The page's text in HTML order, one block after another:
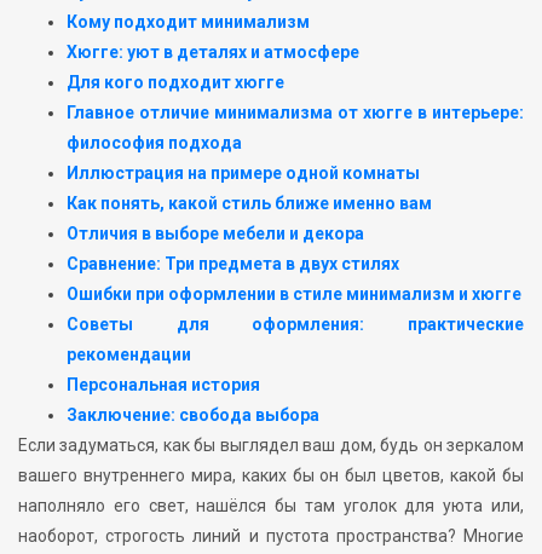
Кому подходит минимализм
Хюгге: уют в деталях и атмосфере
Для кого подходит хюгге
Главное отличие минимализма от хюгге в интерьере:
философия подхода
Иллюстрация на примере одной комнаты
Как понять, какой стиль ближе именно вам
Отличия в выборе мебели и декора
Сравнение: Три предмета в двух стилях
Ошибки при оформлении в стиле минимализм и хюгге
Советы для оформления: практические
рекомендации
Персональная история
Заключение: свобода выбора
Если задуматься, как бы выглядел ваш дом, будь он зеркалом
вашего внутреннего мира, каких бы он был цветов, какой бы
наполняло его свет, нашёлся бы там уголок для уюта или,
наоборот, строгость линий и пустота пространства? Многие